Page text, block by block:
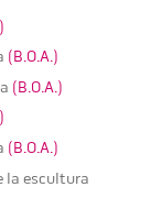
(B.O.A.)
(B.O.A.)
(B.O.A.)
la escultura